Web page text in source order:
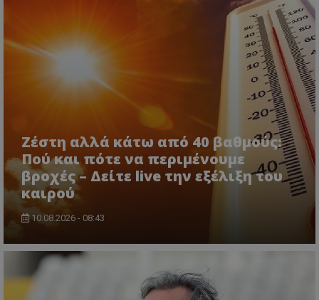
Ζέστη αλλά κάτω από 40 βαθμούς:
Πού και πότε να περιμένουμε
βροχές – Δείτε live την εξέλιξη του
καιρού
10.08.2026 - 08:43